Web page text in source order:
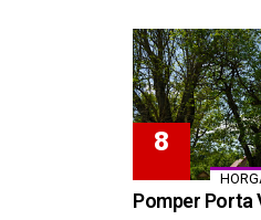
Pomper Porta